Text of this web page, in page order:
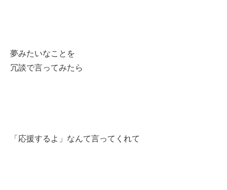
夢みたいなことを
冗談で言ってみたら
「応援するよ」なんて言ってくれて